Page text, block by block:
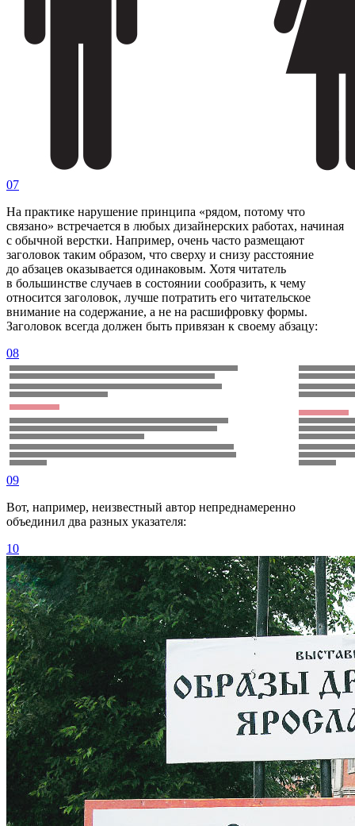
07
На практике нарушение принципа «рядом, потому что
связано» встречается в любых дизайнерских работах, начиная
с обычной верстки. Например, очень часто размещают
заголовок таким образом, что сверху и снизу расстояние
до абзацев оказывается одинаковым. Хотя читатель
в большинстве случаев в состоянии сообразить, к чему
относится заголовок, лучше потратить его читательское
внимание на содержание, а не на расшифровку формы.
Заголовок всегда должен быть привязан к своему абзацу:
08
09
Вот, например, неизвестный автор непреднамеренно
объединил два разных указателя:
10